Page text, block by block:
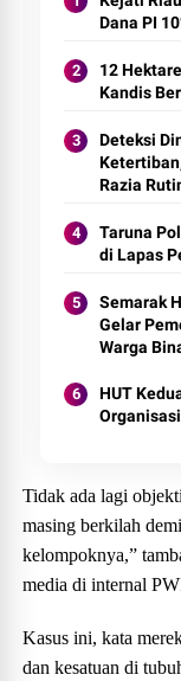
Dana PI
12
Kandis
Deteksi
Razia
Taruna
di Lapas
Semarak
Gelar
Warga
HUT
Tidak ada lagi
masing berkilah
kelompoknya,”
media di internal
Kasus ini, kata
dan kesatuan di